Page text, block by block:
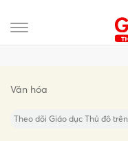
Văn hóa
Theo dõi Giáo dục Thủ đô trên